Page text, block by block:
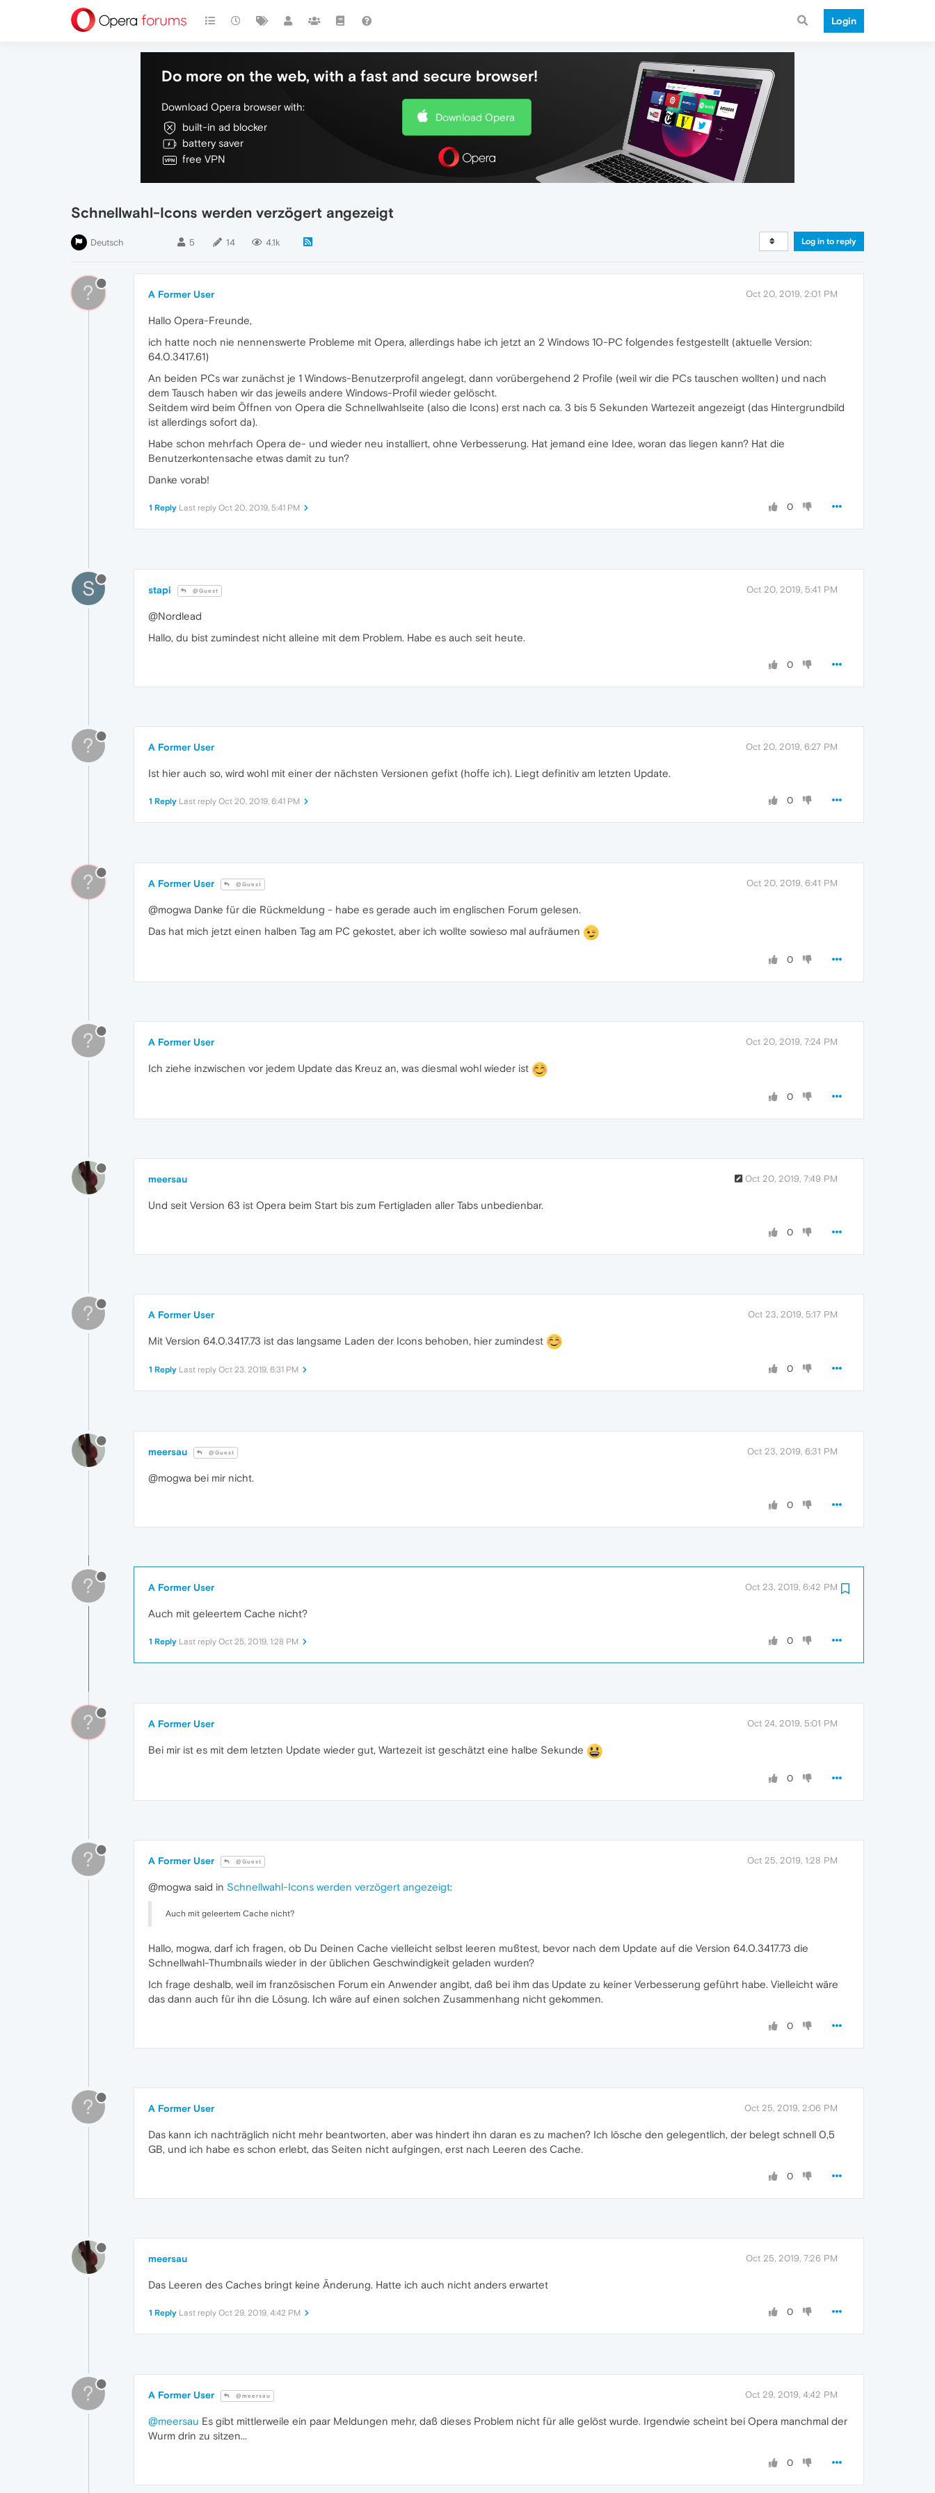
Login
Do more on the web, with a fast and secure browser!
Download Opera browser with:
built-in ad blocker
battery saver
free VPN
Download Opera
Schnellwahl-Icons werden verzögert angezeigt
Deutsch 5 14 4.1k Log in to reply
? A Former User Oct 20, 2019, 2:01 PM
Hallo Opera-Freunde,
ich hatte noch nie nennenswerte Probleme mit Opera, allerdings habe ich jetzt an 2 Windows 10-PC folgendes festgestellt (aktuelle Version:
64.0.3417.61)
An beiden PCs war zunächst je 1 Windows-Benutzerprofil angelegt, dann vorübergehend 2 Profile (weil wir die PCs tauschen wollten) und nach
dem Tausch haben wir das jeweils andere Windows-Profil wieder gelöscht.
Seitdem wird beim Öffnen von Opera die Schnellwahlseite (also die Icons) erst nach ca. 3 bis 5 Sekunden Wartezeit angezeigt (das Hintergrundbild
ist allerdings sofort da).
Habe schon mehrfach Opera de- und wieder neu installiert, ohne Verbesserung. Hat jemand eine Idee, woran das liegen kann? Hat die
Benutzerkontensache etwas damit zu tun?
Danke vorab!
0
1 Reply Last reply Oct 20, 2019, 5:41 PM
S stapi @Guest Oct 20, 2019, 5:41 PM
@Nordlead
Hallo, du bist zumindest nicht alleine mit dem Problem. Habe es auch seit heute.
0
? A Former User Oct 20, 2019, 6:27 PM
Ist hier auch so, wird wohl mit einer der nächsten Versionen gefixt (hoffe ich). Liegt definitiv am letzten Update.
0
1 Reply Last reply Oct 20, 2019, 6:41 PM
? A Former User @Guest Oct 20, 2019, 6:41 PM
@mogwa Danke für die Rückmeldung - habe es gerade auch im englischen Forum gelesen.
Das hat mich jetzt einen halben Tag am PC gekostet, aber ich wollte sowieso mal aufräumen
0
? A Former User Oct 20, 2019, 7:24 PM
Ich ziehe inzwischen vor jedem Update das Kreuz an, was diesmal wohl wieder ist
0
meersau Oct 20, 2019, 7:49 PM
Und seit Version 63 ist Opera beim Start bis zum Fertigladen aller Tabs unbedienbar.
0
? A Former User Oct 23, 2019, 5:17 PM
Mit Version 64.0.3417.73 ist das langsame Laden der Icons behoben, hier zumindest
0
1 Reply Last reply Oct 23, 2019, 6:31 PM
meersau @Guest Oct 23, 2019, 6:31 PM
@mogwa bei mir nicht.
0
? A Former User Oct 23, 2019, 6:42 PM
Auch mit geleertem Cache nicht?
0
1 Reply Last reply Oct 25, 2019, 1:28 PM
? A Former User Oct 24, 2019, 5:01 PM
Bei mir ist es mit dem letzten Update wieder gut, Wartezeit ist geschätzt eine halbe Sekunde
0
? A Former User @Guest Oct 25, 2019, 1:28 PM
@mogwa said in Schnellwahl-Icons werden verzögert angezeigt:
Auch mit geleertem Cache nicht?
Hallo, mogwa, darf ich fragen, ob Du Deinen Cache vielleicht selbst leeren mußtest, bevor nach dem Update auf die Version 64.0.3417.73 die
Schnellwahl-Thumbnails wieder in der üblichen Geschwindigkeit geladen wurden?
Ich frage deshalb, weil im französischen Forum ein Anwender angibt, daß bei ihm das Update zu keiner Verbesserung geführt habe. Vielleicht wäre
das dann auch für ihn die Lösung. Ich wäre auf einen solchen Zusammenhang nicht gekommen.
0
? A Former User Oct 25, 2019, 2:06 PM
Das kann ich nachträglich nicht mehr beantworten, aber was hindert ihn daran es zu machen? Ich lösche den gelegentlich, der belegt schnell 0,5
GB, und ich habe es schon erlebt, das Seiten nicht aufgingen, erst nach Leeren des Cache.
0
meersau Oct 25, 2019, 7:26 PM
Das Leeren des Caches bringt keine Änderung. Hatte ich auch nicht anders erwartet
0
1 Reply Last reply Oct 29, 2019, 4:42 PM
? A Former User @meersau Oct 29, 2019, 4:42 PM
@meersau Es gibt mittlerweile ein paar Meldungen mehr, daß dieses Problem nicht für alle gelöst wurde. Irgendwie scheint bei Opera manchmal der
Wurm drin zu sitzen...
0